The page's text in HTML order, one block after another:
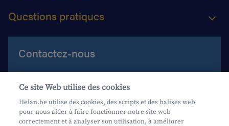
Questions pratiques
Contactez-nous
Aide et contact
Prenez rendez-vous
Où nous trouver
Ce site Web utilise des cookies
Helan.be utilise des cookies, des scripts et des balises web
pour nous aider à faire fonctionner notre site web
correctement et à analyser son utilisation, à améliorer